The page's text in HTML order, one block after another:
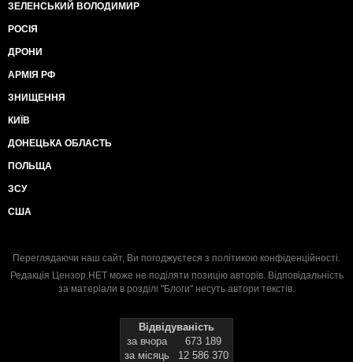
ЗЕЛЕНСЬКИЙ ВОЛОДИМИР
РОСІЯ
ДРОНИ
АРМІЯ РФ
ЗНИЩЕННЯ
КИЇВ
ДОНЕЦЬКА ОБЛАСТЬ
ПОЛЬЩА
ЗСУ
США
Переглядаючи наш сайт, Ви погоджуєтеся з політикою конфіденційності.
Редакція Цензор.НЕТ може не поділяти позицію авторів. Відповідальність
за матеріали в розділі "Блоги" несуть автори текстів.
Відвідуваність
за вчора
673 189
за місяць
12 586 370